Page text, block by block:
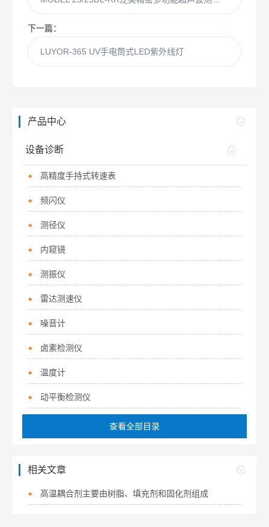
下一篇：
LUYOR-365 UV手电筒式LED紫外线灯
产品中心
设备诊断
高精度手持式转速表
频闪仪
测径仪
内窥镜
测振仪
雷达测速仪
噪音计
卤素检测仪
温度计
动平衡检测仪
查看全部目录
相关文章
高温耦合剂主要由树脂、填充剂和固化剂组成